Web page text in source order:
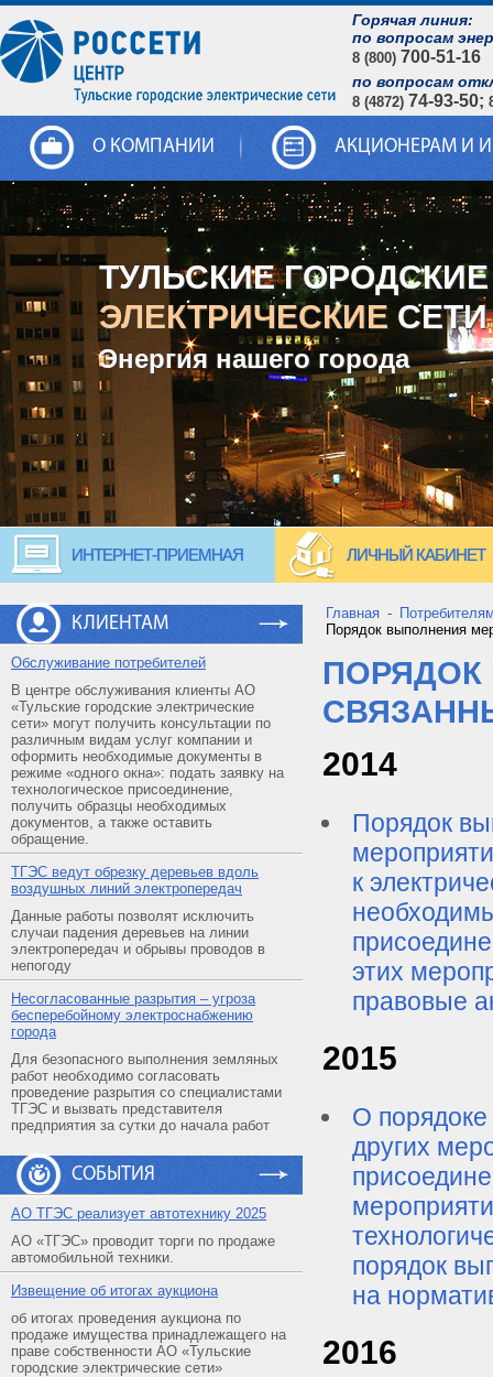
Горячая линия:
по вопросам
8 (800) 700-51-16
по вопросам
8 (4872) 74-93-50;
О КОМПАНИИ АКЦИОНЕРАМ И
ТУЛЬСКИЕ ГОРОДСКИЕ
ЭЛЕКТРИЧЕСКИЕ СЕТИ
Энергия нашего города
ИНТЕРНЕТ-ПРИЕМНАЯ ЛИЧНЫЙ КАБИНЕТ
КЛИЕНТАМ
Обслуживание потребителей
В центре обслуживания клиенты АО
«Тульские городские электрические
сети» могут получить консультации по
различным видам услуг компании и
оформить необходимые документы в
режиме «одного окна»: подать заявку на
технологическое присоединение,
получить образцы необходимых
документов, а также оставить
обращение.
ТГЭС ведут обрезку деревьев вдоль
воздушных линий электропередач
Данные работы позволят исключить
случаи падения деревьев на линии
электропередач и обрывы проводов в
непогоду
Несогласованные разрытия – угроза
бесперебойному электроснабжению
города
Для безопасного выполнения земляных
работ необходимо согласовать
проведение разрытия со специалистами
ТГЭС и вызвать представителя
предприятия за сутки до начала работ
СОБЫТИЯ
АO ТГЭС реализует автотехнику 2025
АО «ТГЭС» проводит торги по продаже
автомобильной техники.
Извещение об итогах аукциона
об итогах проведения аукциона по
продаже имущества принадлежащего на
праве собственности АО «Тульские
городские электрические сети»
Главная -
Порядок выполнения
2014
Порядок
к
этих
правовые
2015
О порядоке
других
порядок
на
2016